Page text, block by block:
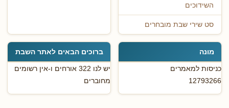
השידוכים
סט שירי שבת מובחרים
מונה
כניסות למאמרים
12793266
ברוכים הבאים לאתר השבת
יש לנו 322 אורחים ו-אין רשומים
מחוברים